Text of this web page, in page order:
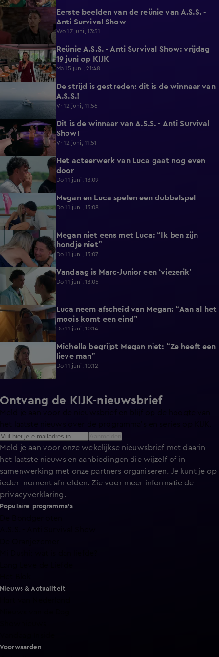
Eerste beelden van de reünie van A.S.S. -
Anti Survival Show
Wo 17 juni, 13:51
0:16
Reünie A.S.S. - Anti Survival Show: vrijdag
19 juni op KIJK
Ma 15 juni, 21:48
De strijd is gestreden: dit is de winnaar van
A.S.S.!
Vr 12 juni, 11:56
1:18
Dit is de winnaar van A.S.S. - Anti Survival
Show!
Vr 12 juni, 11:51
1:04
Het acteerwerk van Luca gaat nog even
door
Do 11 juni, 13:09
1:06 Megan en Luca spelen een dubbelspel
Do 11 juni, 13:08
0:56
Megan niet eens met Luca: “Ik ben zijn
hondje niet”
Do 11 juni, 13:07
1:06 Vandaag is Marc-Junior een ‘viezerik’
Do 11 juni, 13:05
0:38
Luca neem afscheid van Megan: “Aan al het
moois komt een eind”
Do 11 juni, 10:14
0:22
Michella begrijpt Megan niet: “Ze heeft een
lieve man”
Do 11 juni, 10:12
Ontvang de KIJK-nieuwsbrief
Meld je aan voor de nieuwsbrief en blijf op de hoogte van
Meld je aan voor onze wekelijkse nieuwsbrief met daarin
het laatste nieuws en aanbiedingen die wijzelf of in
samenwerking met onze partners organiseren. Je kunt je op
ieder moment afmelden. Zie voor meer informatie de
privacyverklaring.
Populaire programma's
Nieuws & Actualiteit
Voorwaarden